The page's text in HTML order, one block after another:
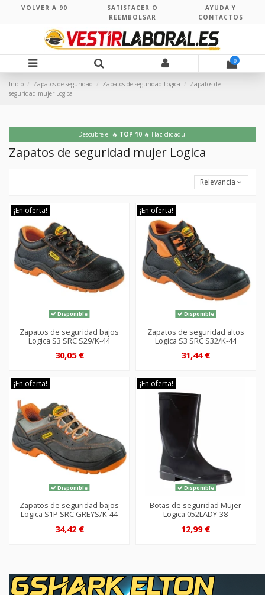
VOLVER A 90
SATISFACER O
REEMBOLSAR
AYUDA Y
CONTACTOS
0
Inicio Zapatos de seguridad Zapatos de seguridad Logica
Zapatos de
seguridad mujer Logica
Descubre el 🔥 TOP 10 🔥 Haz clic aquí
Zapatos de seguridad mujer Logica
Relevancia
¡En oferta!
Disponible
Zapatos de seguridad bajos
Logica S3 SRC S29/K-44
30,05 €
¡En oferta!
Disponible
Zapatos de seguridad altos
Logica S3 SRC S32/K-44
31,44 €
¡En oferta!
Disponible
Zapatos de seguridad bajos
Logica S1P SRC GREYS/K-44
34,42 €
¡En oferta!
Disponible
Botas de seguridad Mujer
Logica 052LADY-38
12,99 €